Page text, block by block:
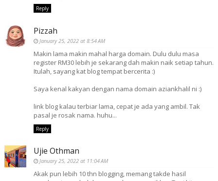
Reply
Pizzah
January 25, 2022 at 8:54 AM
Makin lama makin mahal harga domain. Dulu dulu masa
register RM30 lebih je sekarang dah makin naik setiap tahun.
Itulah, sayang kat blog tempat bercerita :)
Saya kenal kakyan dengan nama domain aziankhalil ni :)
link blog kalau terbiar lama, cepat je ada yang ambil. Tak
pasal je rosak nama. huhu...
Reply
Ujie Othman
January 25, 2022 at 11:04 AM
Akak pun lebih 10 thn blogging, memang takde hasil